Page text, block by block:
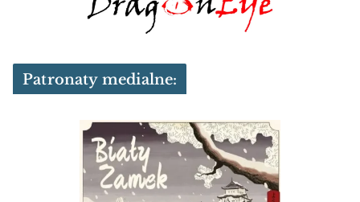
Patronaty medialne: